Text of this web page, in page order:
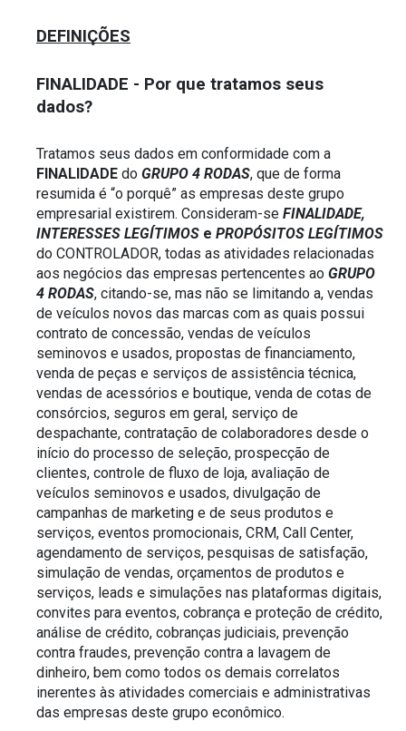
DEFINIÇÕES
FINALIDADE - Por que tratamos seus
dados?
FINALIDADE do GRUPO 4 RODAS, que de forma
resumida é “o porquê” as empresas deste grupo
empresarial existirem. Consideram-se FINALIDADE,
INTERESSES LEGÍTIMOS e PROPÓSITOS LEGÍTIMOS
do CONTROLADOR, todas as atividades relacionadas
aos negócios das empresas pertencentes ao GRUPO
4 RODAS, citando-se, mas não se limitando a, vendas
de veículos novos das marcas com as quais possui
contrato de concessão, vendas de veículos
seminovos e usados, propostas de financiamento,
venda de peças e serviços de assistência técnica,
vendas de acessórios e boutique, venda de cotas de
consórcios, seguros em geral, serviço de
despachante, contratação de colaboradores desde o
início do processo de seleção, prospecção de
clientes, controle de fluxo de loja, avaliação de
veículos seminovos e usados, divulgação de
campanhas de marketing e de seus produtos e
serviços, eventos promocionais, CRM, Call Center,
agendamento de serviços, pesquisas de satisfação,
simulação de vendas, orçamentos de produtos e
serviços, leads e simulações nas plataformas digitais,
convites para eventos, cobrança e proteção de crédito,
análise de crédito, cobranças judiciais, prevenção
contra fraudes, prevenção contra a lavagem de
dinheiro, bem como todos os demais correlatos
inerentes às atividades comerciais e administrativas
das empresas deste grupo econômico.